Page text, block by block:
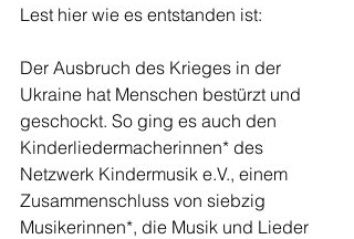
Lest hier wie es entstanden ist:
Der Ausbruch des Krieges in der
Ukraine hat Menschen bestürzt und
geschockt. So ging es auch den
Kinderliedermacherinnen* des
Netzwerk Kindermusik e.V., einem
Zusammenschluss von siebzig
Musikerinnen*, die Musik und Lieder